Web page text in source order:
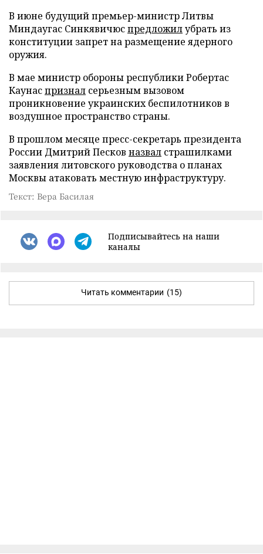
В июне будущий премьер-министр Литвы
Миндаугас Синкявичюспредложилубрать из
конституции запрет на размещение ядерного
оружия.
В мае министр обороны республики Робертас
Каунаспризнал серьезным вызовом
проникновение украинских беспилотников в
воздушное пространство страны.
В прошлом месяце пресс-секретарь президента
России Дмитрий Песков назвал страшилками
заявления литовского руководства о планах
Москвы атаковать местную инфраструктуру.
Текст: Вера Басилая
Подписывайтесь на наши
каналы
Читать комментарии (15)